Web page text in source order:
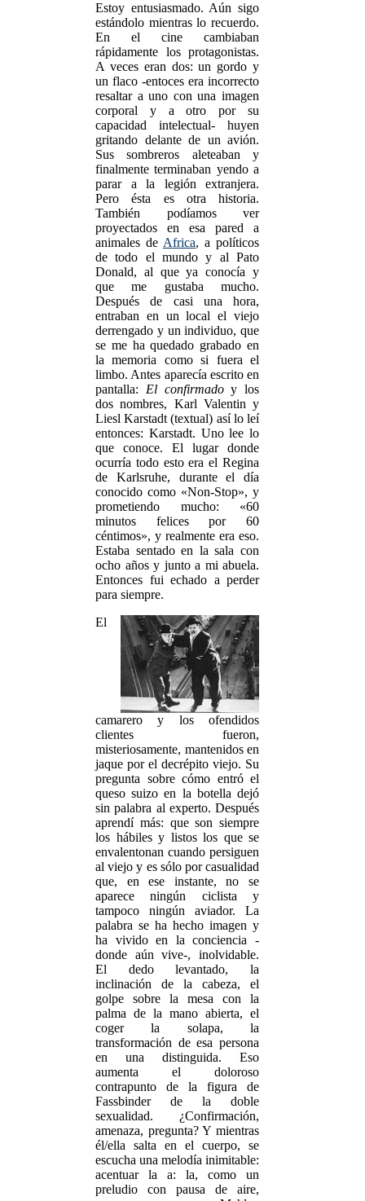
Estoy entusiasmado. Aún sigo
estándolo mientras lo recuerdo.
En el cine cambiaban
rápidamente los protagonistas.
A veces eran dos: un gordo y
un flaco -entoces era incorrecto
resaltar a uno con una imagen
corporal y a otro por su
capacidad intelectual- huyen
gritando delante de un avión.
Sus sombreros aleteaban y
finalmente terminaban yendo a
parar a la legión extranjera.
Pero ésta es otra historia.
También podíamos ver
proyectados en esa pared a
animales de Africa, a políticos
de todo el mundo y al Pato
Donald, al que ya conocía y
que me gustaba mucho.
Después de casi una hora,
entraban en un local el viejo
derrengado y un individuo, que
se me ha quedado grabado en
la memoria como si fuera el
limbo. Antes aparecía escrito en
pantalla: El confirmadoy los
dos nombres, Karl Valentin y
Liesl Karstadt (textual) así lo leí
entonces: Karstadt. Uno lee lo
que conoce. El lugar donde
ocurría todo esto era el Regina
de Karlsruhe, durante el día
conocido como «Non-Stop», y
prometiendo mucho: «60
minutos felices por 60
céntimos», y realmente era eso.
Estaba sentado en la sala con
ocho años y junto a mi abuela.
Entonces fui echado a perder
para siempre.
El
camarero y los ofendidos
clientes fueron,
misteriosamente, mantenidos en
jaque por el decrépito viejo. Su
pregunta sobre cómo entró el
queso suizo en la botella dejó
sin palabra al experto. Después
aprendí más: que son siempre
los hábiles y listos los que se
envalentonan cuando persiguen
al viejo y es sólo por casualidad
que, en ese instante, no se
aparece ningún ciclista y
tampoco ningún aviador. La
palabra se ha hecho imagen y
ha vivido en la conciencia -
donde aún vive-, inolvidable.
El dedo levantado, la
inclinación de la cabeza, el
golpe sobre la mesa con la
palma de la mano abierta, el
coger la solapa, la
transformación de esa persona
en una distinguida. Eso
aumenta el doloroso
contrapunto de la figura de
Fassbinder de la doble
sexualidad. ¿Confirmación,
amenaza, pregunta? Y mientras
él/ella salta en el cuerpo, se
escucha una melodía inimitable:
acentuar la a: la, como un
preludio con pausa de aire,